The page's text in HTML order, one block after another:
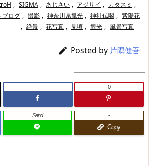
, SIGMA , あじさい , アジサイ , カタスミ ,
ブログ , 撮影 , 神奈川県観光 , 神社仏閣 , 紫陽花
, 絶景 , 花写真 , 見頃 , 観光 , 風景写真
 Posted by 片隅健吾
! 0
Send
Copy
-